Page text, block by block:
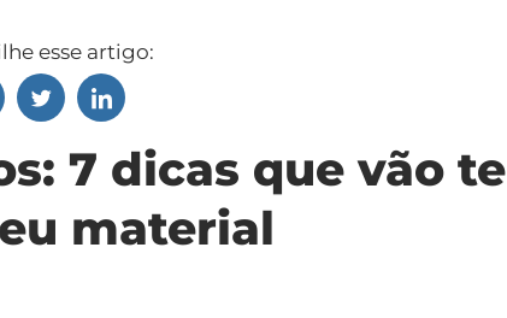
esse artigo:
7 dicas que vão te
material